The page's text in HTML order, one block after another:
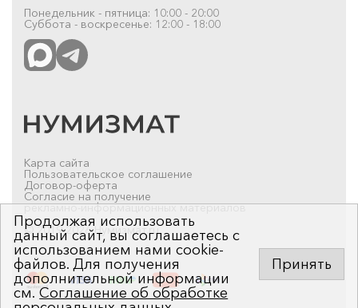
Понедельник - пятница: 10:00 - 20:00
Суббота - воскресенье: 12:00 - 18:00
Карта сайта
Пользовательское соглашение
Договор-оферта
Согласие на получение
рекламно-информационных материалов
© 2019-2026 Нумизмат.ru
Продолжая использовать
данный сайт, вы соглашаетесь с
использованием нами cookie-
файлов. Для получения
дополнительной информации
см.Соглашение об обработке
Принять